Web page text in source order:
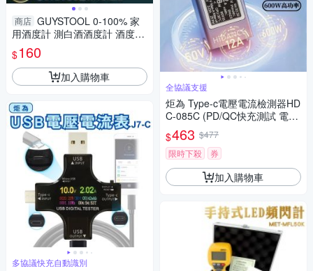
商店 GUYSTOOL 0-100% 家
用酒度計 測白酒酒度計 酒度表
酒精含量 酒精計 AM100 工業
酒精濃度計酒溫度計
$160
加入購物車
多協議快充自動識別
全協議支援
炬為 Type-c電壓電流檢測器HD
C-085C (PD/QC快充測試 電壓
電流表 手機充電 數位顯示電
表)
$463 $477
限時下殺
券
加入購物車